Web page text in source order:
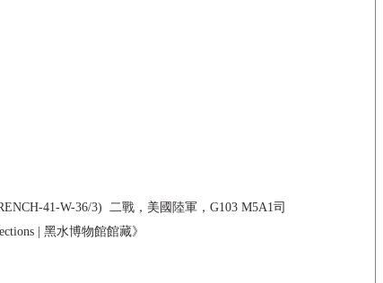
41-W-36/3)  二戰，美國陸軍，G103 M5A1司
| 黑水博物館館藏》